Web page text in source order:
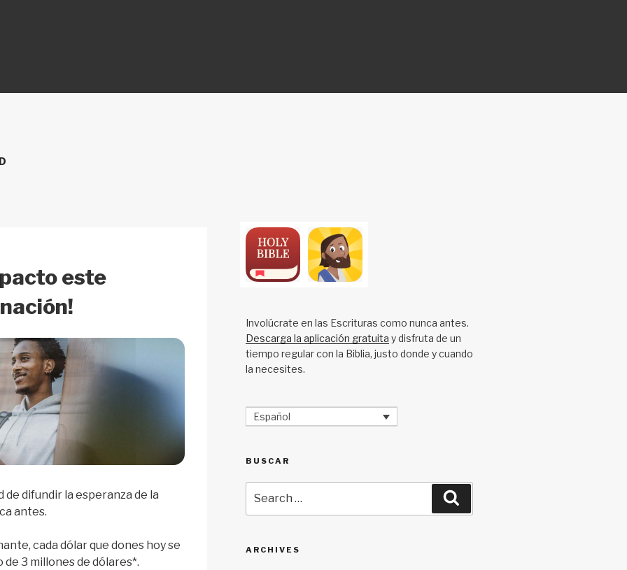
este
difundir la esperanza de la
antes.
cada dólar que dones hoy se
3 millones de dólares*.
Involúcrate en las Escrituras como nunca antes.
Descarga la aplicación gratuita y disfruta de un
tiempo regular con la Biblia, justo donde y cuando
la necesites.
Español
BUSCAR
for:
ARCHIVES